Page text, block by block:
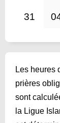
31
Les heures
prières
sont
la Ligue